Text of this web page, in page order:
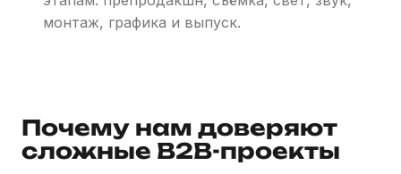
монтаж, графика и выпуск.
Почему нам доверяют
сложные B2B-проекты